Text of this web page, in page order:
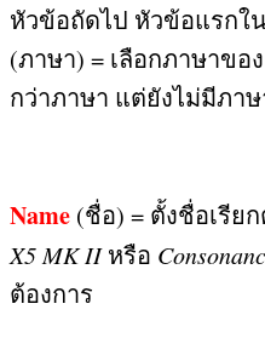
หัวข้อถัดไป หัวข้อแรกใ
(ภาษา) = เลือกภาษาของ
กว่าภาษา แต่ยังไม่มีภาษ
Name (ชื่อ) = ตั้งชื่อเรีย
X5 MK II หรือ
ต้องการ